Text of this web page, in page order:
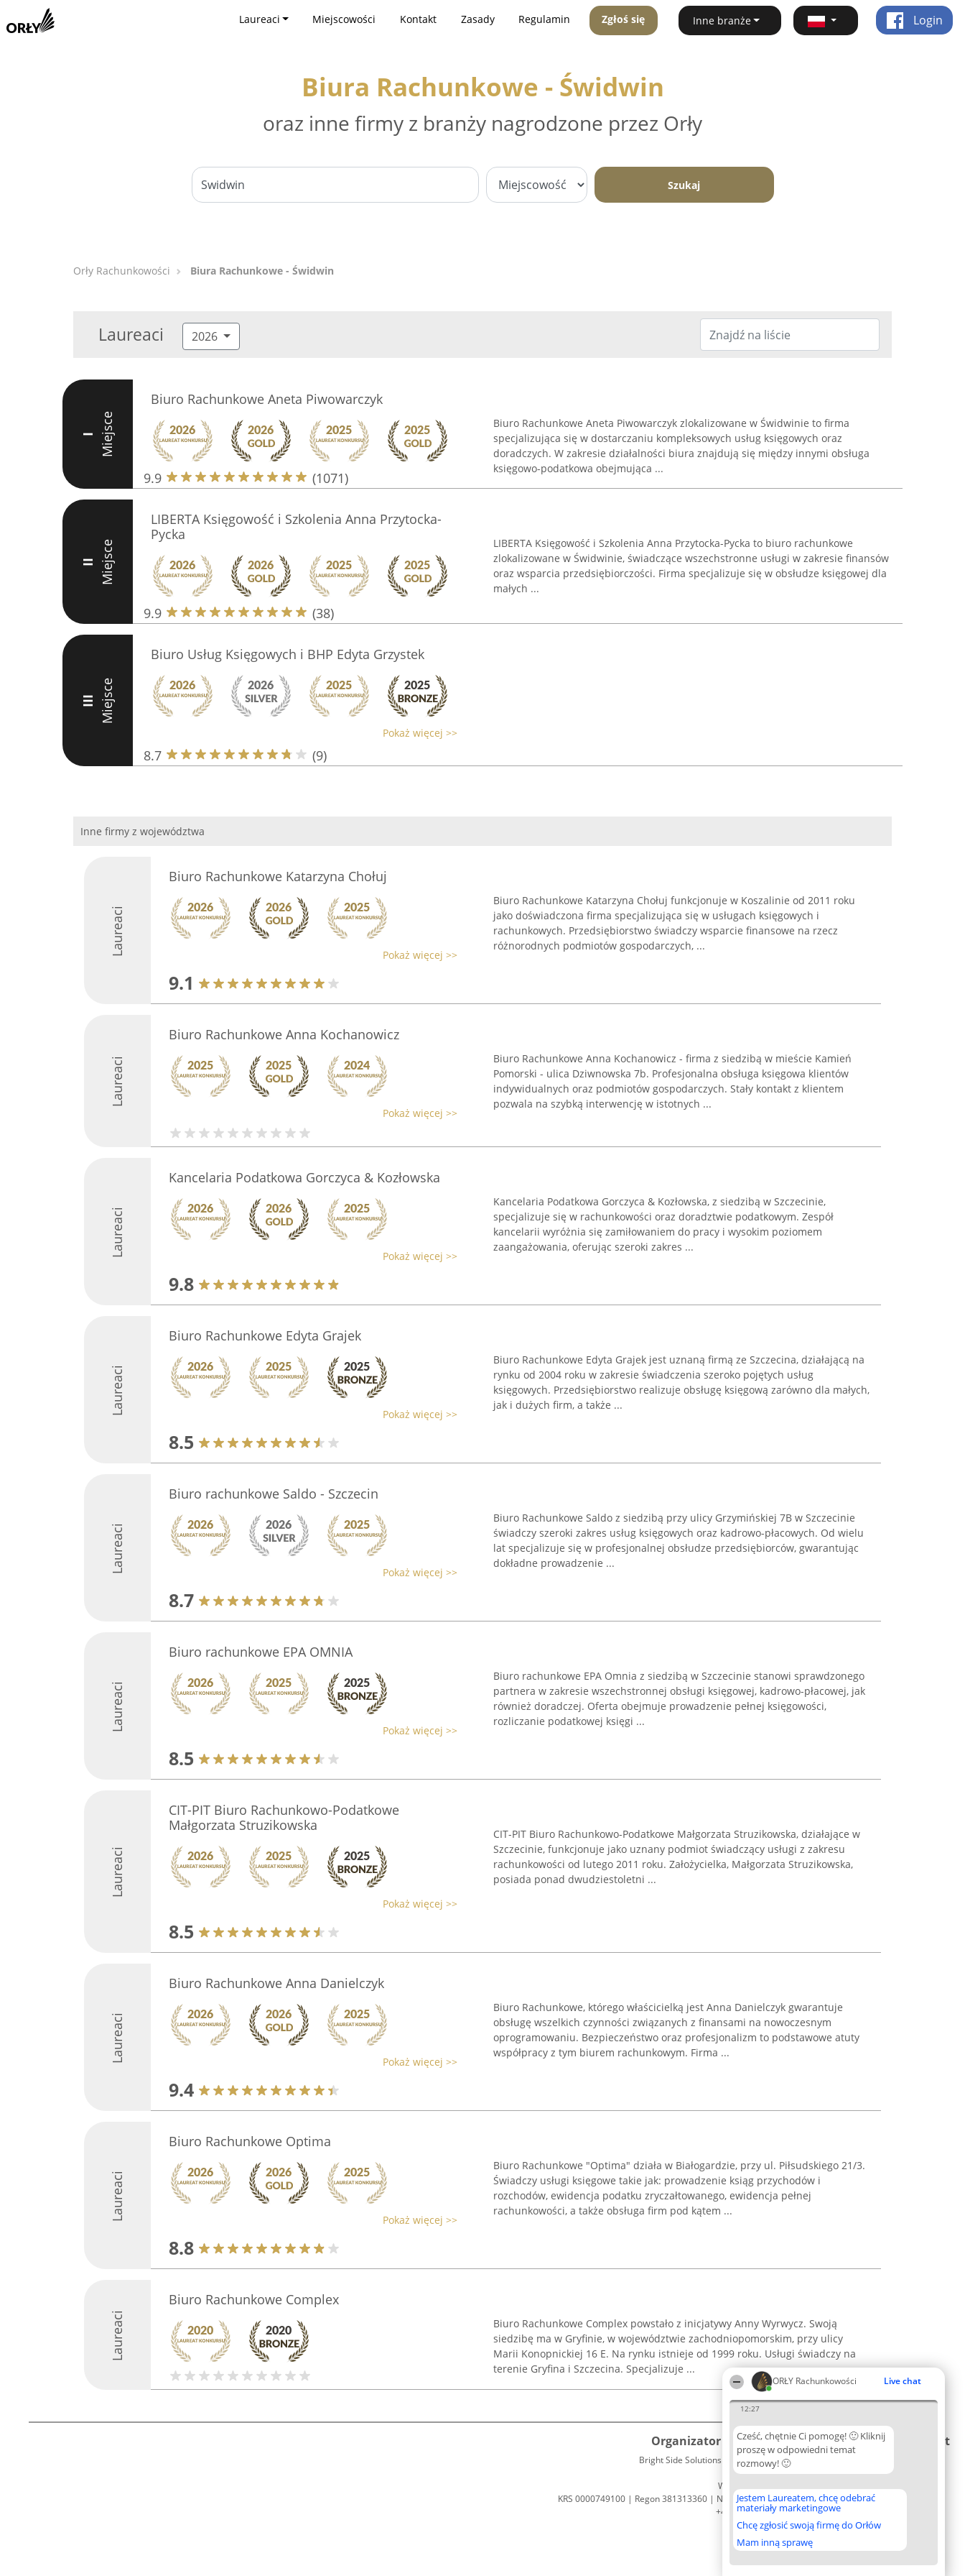
ORŁY Rachunkowości Live chat
12:27
Cześć, chętnie Ci pomogę! 🙂 Kliknij
proszę w odpowiedni temat
rozmowy! 🙂
Jestem Laureatem, chcę odebrać
materiały marketingowe
Chcę zgłosić swoją firmę do Orłów
Mam inną sprawę
Laureaci Miejscowości Kontakt Zasady Regulamin Zgłoś się Inne branże Login
Biura Rachunkowe - Świdwin
oraz inne firmy z branży nagrodzone przez Orły
Szukaj
Orły Rachunkowości Biura Rachunkowe - Świdwin
Laureaci 2026
I Miejsce
Biuro Rachunkowe Aneta Piwowarczyk
9.9 (1071)
Biuro Rachunkowe Aneta Piwowarczyk zlokalizowane w Świdwinie to firma
specjalizująca się w dostarczaniu kompleksowych usług księgowych oraz
doradczych. W zakresie działalności biura znajdują się między innymi obsługa
księgowo-podatkowa obejmująca ...
II Miejsce
LIBERTA Księgowość i Szkolenia Anna Przytocka-
Pycka
9.9 (38)
LIBERTA Księgowość i Szkolenia Anna Przytocka-Pycka to biuro rachunkowe
zlokalizowane w Świdwinie, świadczące wszechstronne usługi w zakresie finansów
oraz wsparcia przedsiębiorczości. Firma specjalizuje się w obsłudze księgowej dla
małych ...
III Miejsce
Biuro Usług Księgowych i BHP Edyta Grzystek
Pokaż więcej >>
8.7 (9)
Inne firmy z województwa
Laureaci
Biuro Rachunkowe Katarzyna Chołuj
Pokaż więcej >>
9.1
Biuro Rachunkowe Katarzyna Chołuj funkcjonuje w Koszalinie od 2011 roku
jako doświadczona firma specjalizująca się w usługach księgowych i
rachunkowych. Przedsiębiorstwo świadczy wsparcie finansowe na rzecz
różnorodnych podmiotów gospodarczych, ...
Laureaci
Biuro Rachunkowe Anna Kochanowicz
Pokaż więcej >>
Biuro Rachunkowe Anna Kochanowicz - firma z siedzibą w mieście Kamień
Pomorski - ulica Dziwnowska 7b. Profesjonalna obsługa księgowa klientów
indywidualnych oraz podmiotów gospodarczych. Stały kontakt z klientem
pozwala na szybką interwencję w istotnych ...
Laureaci
Kancelaria Podatkowa Gorczyca & Kozłowska
Pokaż więcej >>
9.8
Kancelaria Podatkowa Gorczyca & Kozłowska, z siedzibą w Szczecinie,
specjalizuje się w rachunkowości oraz doradztwie podatkowym. Zespół
kancelarii wyróżnia się zamiłowaniem do pracy i wysokim poziomem
zaangażowania, oferując szeroki zakres ...
Laureaci
Biuro Rachunkowe Edyta Grajek
Pokaż więcej >>
8.5
Biuro Rachunkowe Edyta Grajek jest uznaną firmą ze Szczecina, działającą na
rynku od 2004 roku w zakresie świadczenia szeroko pojętych usług
księgowych. Przedsiębiorstwo realizuje obsługę księgową zarówno dla małych,
jak i dużych firm, a także ...
Laureaci
Biuro rachunkowe Saldo - Szczecin
Pokaż więcej >>
8.7
Biuro Rachunkowe Saldo z siedzibą przy ulicy Grzymińskiej 7B w Szczecinie
świadczy szeroki zakres usług księgowych oraz kadrowo-płacowych. Od wielu
lat specjalizuje się w profesjonalnej obsłudze przedsiębiorców, gwarantując
dokładne prowadzenie ...
Laureaci
Biuro rachunkowe EPA OMNIA
Pokaż więcej >>
8.5
Biuro rachunkowe EPA Omnia z siedzibą w Szczecinie stanowi sprawdzonego
partnera w zakresie wszechstronnej obsługi księgowej, kadrowo-płacowej, jak
również doradczej. Oferta obejmuje prowadzenie pełnej księgowości,
rozliczanie podatkowej księgi ...
Laureaci
CIT-PIT Biuro Rachunkowo-Podatkowe
Małgorzata Struzikowska
Pokaż więcej >>
8.5
CIT-PIT Biuro Rachunkowo-Podatkowe Małgorzata Struzikowska, działające w
Szczecinie, funkcjonuje jako uznany podmiot świadczący usługi z zakresu
rachunkowości od lutego 2011 roku. Założycielka, Małgorzata Struzikowska,
posiada ponad dwudziestoletni ...
Laureaci
Biuro Rachunkowe Anna Danielczyk
Pokaż więcej >>
9.4
Biuro Rachunkowe, którego właścicielką jest Anna Danielczyk gwarantuje
obsługę wszelkich czynności związanych z finansami na nowoczesnym
oprogramowaniu. Bezpieczeństwo oraz profesjonalizm to podstawowe atuty
współpracy z tym biurem rachunkowym. Firma ...
Laureaci
Biuro Rachunkowe Optima
Pokaż więcej >>
8.8
Biuro Rachunkowe "Optima" działa w Białogardzie, przy ul. Piłsudskiego 21/3.
Świadczy usługi księgowe takie jak: prowadzenie ksiąg przychodów i
rozchodów, ewidencja podatku zryczałtowanego, ewidencja pełnej
rachunkowości, a także obsługa firm pod kątem ...
Laureaci
Biuro Rachunkowe Complex
Biuro Rachunkowe Complex powstało z inicjatywy Anny Wyrwycz. Swoją
siedzibę ma w Gryfinie, w województwie zachodniopomorskim, przy ulicy
Marii Konopnickiej 16 E. Na rynku istnieje od 1999 roku. Usługi świadczy na
terenie Gryfina i Szczecina. Specjalizuje ...
Organizator plebiscytu
Bright Side Solutions sp. z o. o. sp. k.
ul. Ruska 22
Wrocław 50-079
KRS 0000749100 | Regon 381313360 | NIP 8943132676
+48 508 492 400
Plebiscyt
Lista
Laureatów
Zasady
Regulamin
Prywatności
Kontakt